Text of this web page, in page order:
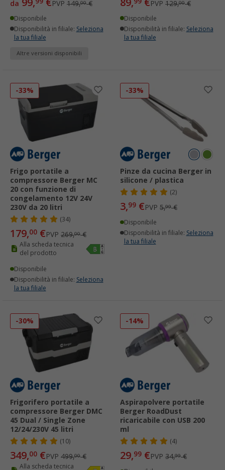
da PVP 149,00€
Disponibile
Disponibilità in filiale: Seleziona
la tua filiale
Altre versioni disponibili
PVP 129,00€
Disponibile
Disponibilità in filiale: Seleziona
la tua filiale
-33%
Frigo portatile a
compressore Berger MC
20 con funzione di
congelamento 12V 24V
230V da 20 litri
(34)
179,00 €PVP 269,00€
Alla scheda tecnica
del prodotto
Disponibile
Disponibilità in filiale: Seleziona
la tua filiale
-33%
Pinze da cucina Berger in
silicone / plastica
(2)
3,99 €PVP 5,99€
Disponibile
Disponibilità in filiale: Seleziona
la tua filiale
-30%
Frigorifero portatile a
compressore Berger DMC
45 Dual / Single Zone
12/24/230V 45 litri
(10)
349,00 €PVP 499,00€
Alla scheda tecnica
-14%
Aspirapolvere portatile
Berger RoadDust
ricaricabile con USB 200
ml
(4)
29,99 €PVP 34,99€